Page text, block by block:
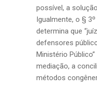
possível, a
Igualmente, o §
determina que
defensores
Ministério
mediação, a
métodos